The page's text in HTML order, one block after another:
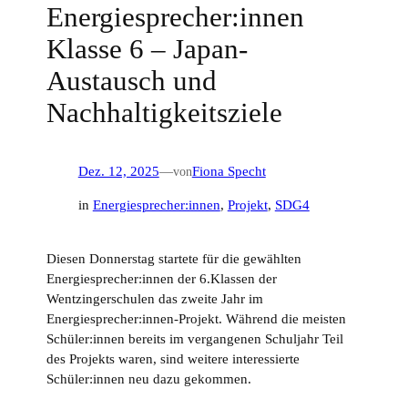
Energiesprecher:innen
Klasse 6 – Japan-
Austausch und
Nachhaltigkeitsziele
Dez. 12, 2025—vonFiona Specht
in Energiesprecher:innen, Projekt, SDG4
Diesen Donnerstag startete für die gewählten
Energiesprecher:innen der 6.Klassen der
Wentzingerschulen das zweite Jahr im
Energiesprecher:innen-Projekt. Während die meisten
Schüler:innen bereits im vergangenen Schuljahr Teil
des Projekts waren, sind weitere interessierte
Schüler:innen neu dazu gekommen.